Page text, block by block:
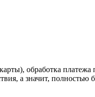
обработка
а значит, полностью